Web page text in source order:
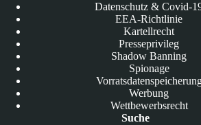
Datenschutz & Covid-
EEA-Richtlinie
Kartellrecht
Presseprivileg
Shadow Banning
Spionage
Werbung
Wettbewerbsrecht
Suche